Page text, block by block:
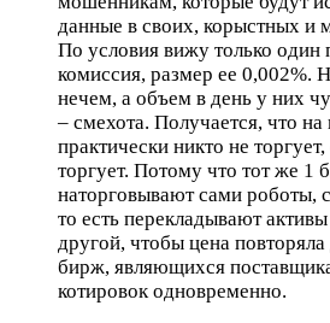
данные в своих, корыстных и
По условия вижу только один
комиссия, размер ее 0,002%.
нечем, а объем в день у них
– смехота. Получается, что
практически никто не
торгует. Потому что тот же 1
наторговывают сами роботы,
то есть перекладывают
другой, чтобы цена
бирж, являющихся
котировок одновременно.